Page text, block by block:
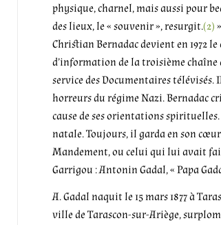
physique, charnel, mais aussi pour
des lieux, le « souvenir », resurgit.(2)»
Christian Bernadac devient en 1972
d’information de la troisième
service des Documentaires
horreurs du régime Nazi. Bernadac
cause de ses orientations
natale. Toujours, il garda en son cœur
Mandement, ou celui qui lui avait
Garrigou : Antonin Gadal, « Papa
A. Gadal naquit le 15 mars 1877 à
ville de Tarascon-sur-Ariège,